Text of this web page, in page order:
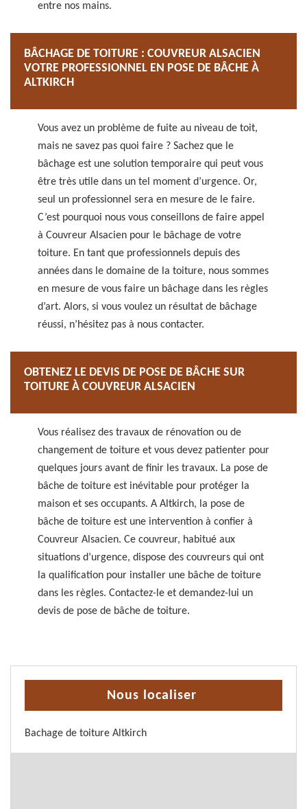
entre nos mains.
BÂCHAGE DE TOITURE : COUVREUR ALSACIEN
VOTRE PROFESSIONNEL EN POSE DE BÂCHE À
ALTKIRCH
Vous avez un problème de fuite au niveau de toit,
mais ne savez pas quoi faire ? Sachez que le
bâchage est une solution temporaire qui peut vous
être très utile dans un tel moment d’urgence. Or,
seul un professionnel sera en mesure de le faire.
C’est pourquoi nous vous conseillons de faire appel
à Couvreur Alsacien pour le bâchage de votre
toiture. En tant que professionnels depuis des
années dans le domaine de la toiture, nous sommes
en mesure de vous faire un bâchage dans les règles
d’art. Alors, si vous voulez un résultat de bâchage
réussi, n’hésitez pas à nous contacter.
OBTENEZ LE DEVIS DE POSE DE BÂCHE SUR
TOITURE À COUVREUR ALSACIEN
Vous réalisez des travaux de rénovation ou de
changement de toiture et vous devez patienter pour
quelques jours avant de finir les travaux. La pose de
bâche de toiture est inévitable pour protéger la
maison et ses occupants. A Altkirch, la pose de
bâche de toiture est une intervention à confier à
Couvreur Alsacien. Ce couvreur, habitué aux
situations d’urgence, dispose des couvreurs qui ont
la qualification pour installer une bâche de toiture
dans les règles. Contactez-le et demandez-lui un
devis de pose de bâche de toiture.
Nous localiser
Bachage de toiture Altkirch